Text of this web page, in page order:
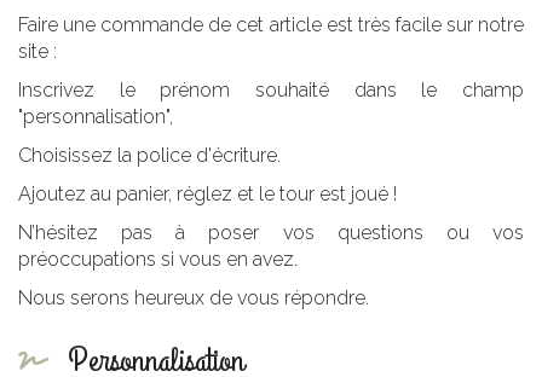
Faire une commande de cet article est très facile sur notre
site :
Inscrivez le prénom souhaité dans le champ
"personnalisation",
Choisissez la police d'écriture.
Ajoutez au panier, réglez et le tour est joué !
N’hésitez pas à poser vos questions ou vos
préoccupations si vous en avez.
Nous serons heureux de vous répondre.
Personnalisation